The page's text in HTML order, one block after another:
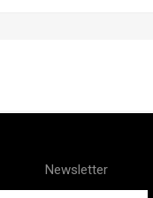
Newsletter